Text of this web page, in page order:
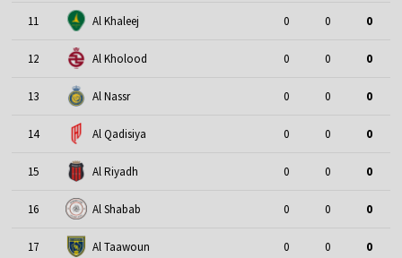
11 Al Khaleej 0 0 0
12 Al Kholood 0 0 0
13 Al Nassr 0 0 0
14 Al Qadisiya 0 0 0
15 Al Riyadh 0 0 0
16 Al Shabab 0 0 0
17 Al Taawoun 0 0 0